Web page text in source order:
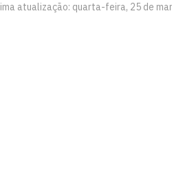
atualização: quarta-feira, 25 de